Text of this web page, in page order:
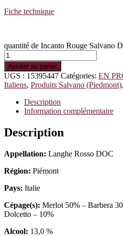
Fiche technique
quantité de Incanto Rouge Salvano
Ajouter au panier
UGS : 15395447 Catégories: EN
Italiens, Produits Salvano (Piedmont),
Description
Information complémentaire
Description
Appellation: Langhe Rosso DOC
Région: Piémont
Pays: Italie
Cépage(s): Merlot 50% – Barbera
Dolcetto – 10%
Alcool: 13,0 %